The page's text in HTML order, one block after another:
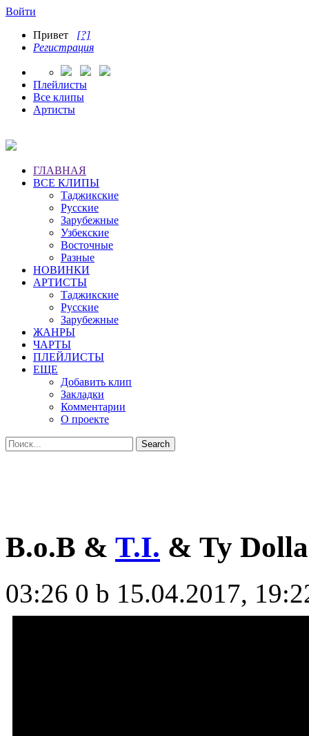
Войти
Привет [?]
Регистрация
Плейлисты
Все клипы
Артисты
ГЛАВНАЯ
ВСЕ КЛИПЫ
Таджикские
Русские
Зарубежные
Узбекские
Восточные
Разные
НОВИНКИ
АРТИСТЫ
Таджикские
Русские
Зарубежные
ЖАНРЫ
ЧАРТЫ
ПЛЕЙЛИСТЫ
ЕЩЕ
Добавить клип
Закладки
Комментарии
О проекте
B.o.B & T.I. & Ty
03:26 0 b 15.04.2017,